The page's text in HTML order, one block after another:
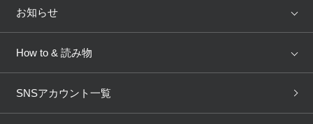
AMPHI une nana cool
OUR WACOAL
店舗を探す
ブラ無料診断
お知らせ
新着情報
商品回収
How to & 読み物
下着の基礎知識
SNSアカウント一覧